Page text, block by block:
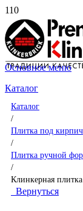
Основное меню
Каталог
Каталог
/
Плитка под кирпич
/
Плитка ручной
/
Клинкерная
Вернуться